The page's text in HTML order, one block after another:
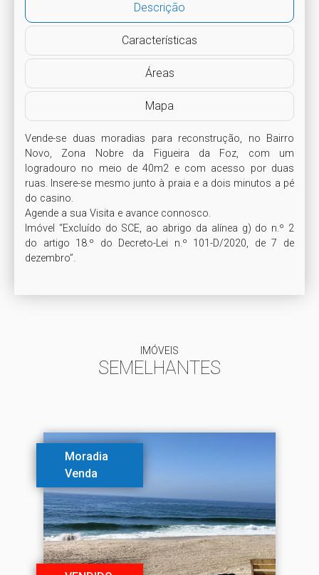
Descrição
Características
Áreas
Mapa
Vende-se duas moradias para reconstrução, no Bairro
Novo, Zona Nobre da Figueira da Foz, com um
logradouro no meio de 40m2 e com acesso por duas
ruas. Insere-se mesmo junto à praia e a dois minutos a pé
do casino.
Agende a sua Visita e avance connosco.
Imóvel “Excluído do SCE, ao abrigo da alínea g) do n.º 2
do artigo 18.º do Decreto-Lei n.º 101-D/2020, de 7 de
IMÓVEIS
SEMELHANTES
Moradia
Venda